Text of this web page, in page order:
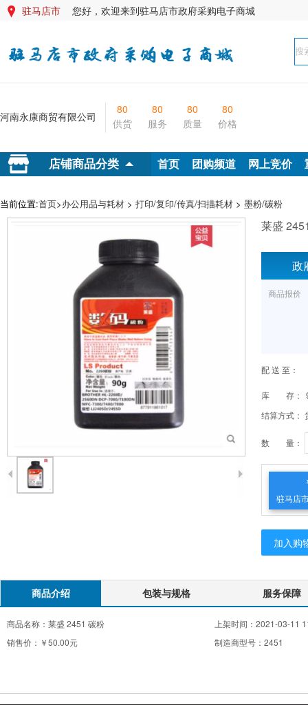
 驻马店市 您好，欢迎来到驻马店市政府采购电子商城
河南永康商贸有限公司
80
供货
80
服务
80
质量
80
价格
店铺商品分类 首页 团购频道 网上竞价
当前位置:首页>办公用品与耗材 > 打印/复印/传真/扫描耗材 > 墨粉/碳粉
莱盛
政
商品报价
配 送 至：
库 存：
结算方式：
数 量：
驻马店
加入购
商品介绍 包装与规格 服务保障
商品名称： 莱盛 2451 碳粉 上架时间： 2021-03-11
销售价： ￥50.00元 制造商型号： 2451